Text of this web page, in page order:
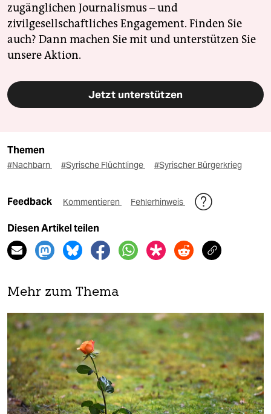
zugänglichen Journalismus – und
zivilgesellschaftliches Engagement. Finden Sie
auch? Dann machen Sie mit und unterstützen Sie
unsere Aktion.
Jetzt unterstützen
Themen
#Nachbarn #Syrische Flüchtlinge #Syrischer Bürgerkrieg
Feedback Kommentieren Fehlerhinweis
Diesen Artikel teilen
Mehr zum Thema